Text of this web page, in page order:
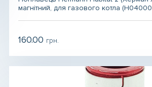
Для магнітів
Товари для ЗСУ
магнітний, для газового котла
грн.
160.00 грн.